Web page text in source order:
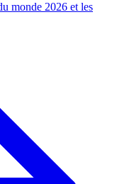
monde 2026 et les